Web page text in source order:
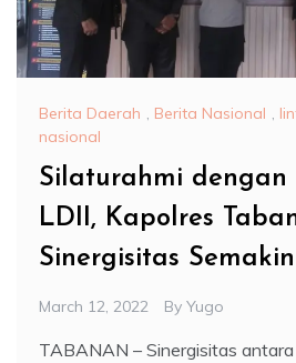
Berita Daerah , Berita Nasional ,
nasional
Silaturahmi dengan
LDII, Kapolres
Sinergisitas
March 12, 2022 By Yugo
TABANAN – Sinergisitas